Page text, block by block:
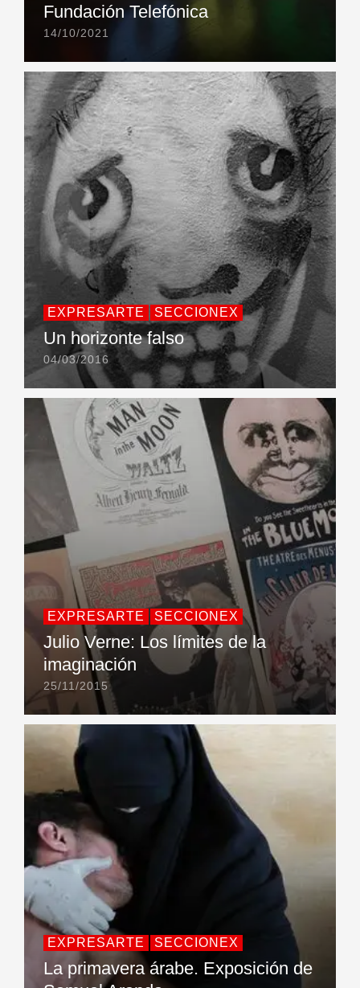
Fundación Telefónica
14/10/2021
EXPRESARTE SECCIONEX
Un horizonte falso
04/03/2016
EXPRESARTE SECCIONEX
Julio Verne: Los límites de la
imaginación
25/11/2015
EXPRESARTE SECCIONEX
La primavera árabe. Exposición de